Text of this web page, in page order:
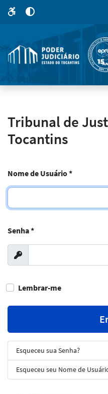
para
site
5
modo
de
alto
Tribunal de
Tocantins
Nome de Usuário*
Senha*
Exibir
Lembrar-me
Esqueceu sua Senha?
Esqueceu seu Nome de